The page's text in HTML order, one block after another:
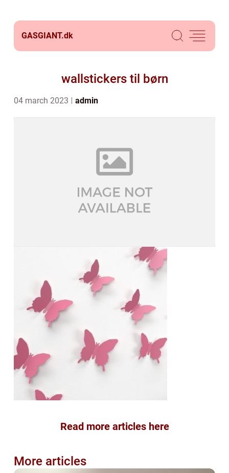
GASGIANT.dk
wallstickers til børn
04 march 2023 admin
Read more articles here
More articles